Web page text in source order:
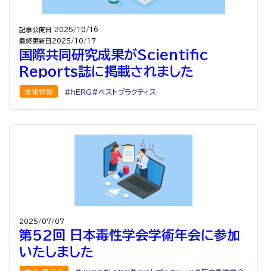
記事公開日
2025/10/16
最終更新日 2025/10/17
国際共同研究成果がScientific
Reports誌に掲載されました
学術情報 hERG ベストプラクティス
2025/07/07
第52回 日本毒性学会学術年会に参加
いたしました